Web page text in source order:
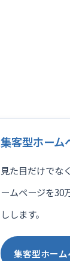
集客型ホーム
見た目だけでな
ームページを30
しします。
集客型ホー